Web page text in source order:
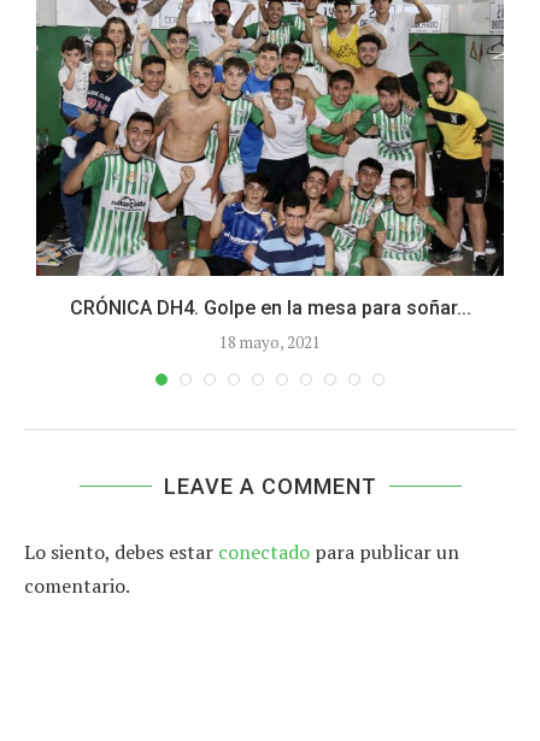
CRÓNICA DH4. Golpe en la mesa para soñar...
18 mayo, 2021
LEAVE A COMMENT
Lo siento, debes estar conectado para publicar un
comentario.